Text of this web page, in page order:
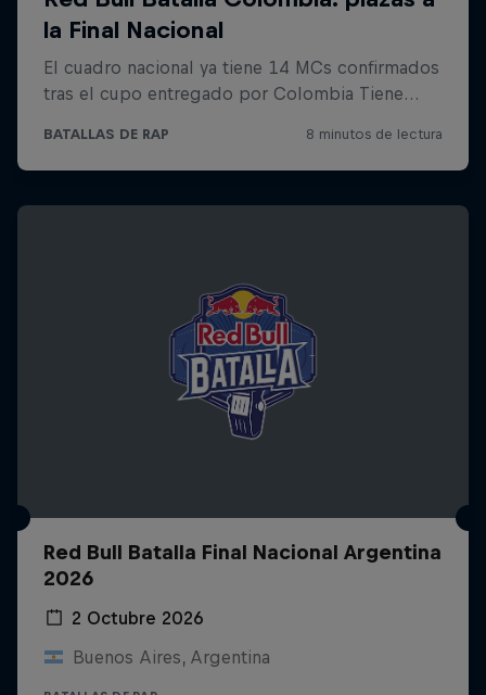
Red Bull Batalla Final Nacional Argentina
2026
2 Octubre 2026
Buenos Aires, Argentina